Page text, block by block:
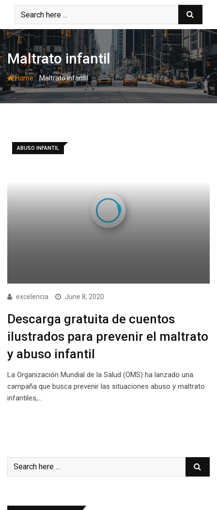
content
Maltrato infantil
Home-Maltrato infantil
ABUSO INFANTIL
excelencia June 8, 2020
Descarga gratuita de cuentos
ilustrados para prevenir el maltrato
y abuso infantil
La Organización Mundial de la Salud (OMS) ha lanzado una
campaña que busca prevenir las situaciones abuso y maltrato
infantiles,…